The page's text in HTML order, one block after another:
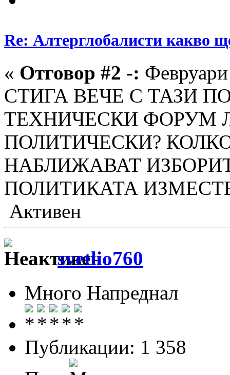
Re: Алтерглобалисти какво
« Отговор #2 -:
СТИГА ВЕЧЕ С ТАЗИ
ТЕХНИЧЕСКИ ФОРУМ
ПОЛИТИЧЕСКИ?
НАБЛИЖАВАТ
ПОЛИТИКАТА
Активен
svetlio760
Много Напреднал
Публикации: 1 358